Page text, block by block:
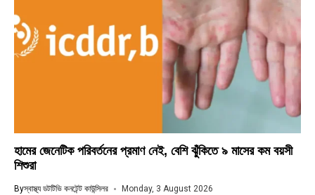
হামের জেনেটিক পরিবর্তনের প্রমাণ নেই, বেশি ঝুঁকিতে ৯ মাসের কম বয়সী
শিশুরা
Byস্বাস্থ্য ডটটিভি কনটেন্ট কাউন্সিলর Monday, 3 August 2026